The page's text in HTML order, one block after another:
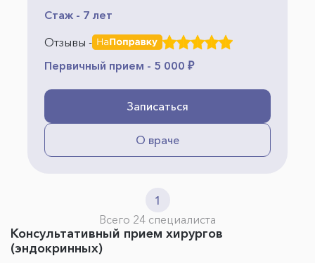
Стаж - 7 лет
Отзывы -
Первичный прием - 5 000 ₽
Записаться
О враче
1
Всего 24 специалиста
Консультативный прием хирургов
(эндокринных)